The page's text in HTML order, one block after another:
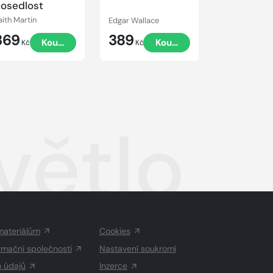
Martin
Kč Koupit
Edgar Wallace
389 Kč Koupit
společnosti
údajů
Cookies
Nastavení soukromí
Inzerce